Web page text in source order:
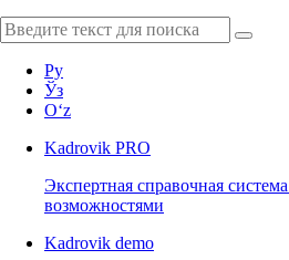
Ру
Ўз
Oʻz
Kadrovik PRO
Экспертная справочная
возможностями
Kadrovik demo